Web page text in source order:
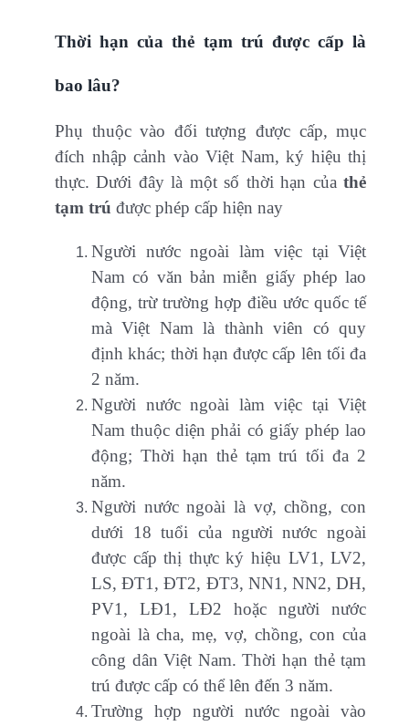
Thời hạn của thẻ tạm trú được cấp là
bao lâu?
Phụ thuộc vào đối tượng được cấp, mục
đích nhập cảnh vào Việt Nam, ký hiệu thị
thực. Dưới đây là một số thời hạn củathẻ
tạm trú được phép cấp hiện nay
Người nước ngoài làm việc tại Việt
Nam có văn bản miễn giấy phép lao
động, trừ trường hợp điều ước quốc tế
mà Việt Nam là thành viên có quy
định khác; thời hạn được cấp lên tối đa
2 năm.
Người nước ngoài làm việc tại Việt
Nam thuộc diện phải có giấy phép lao
động; Thời hạn thẻ tạm trú tối đa 2
năm.
Người nước ngoài là vợ, chồng, con
dưới 18 tuổi của người nước ngoài
được cấp thị thực ký hiệu LV1, LV2,
LS, ĐT1, ĐT2, ĐT3, NN1, NN2, DH,
PV1, LĐ1, LĐ2 hoặc người nước
ngoài là cha, mẹ, vợ, chồng, con của
công dân Việt Nam. Thời hạn thẻ tạm
trú được cấp có thể lên đến 3 năm.
Trường hợp người nước ngoài vào